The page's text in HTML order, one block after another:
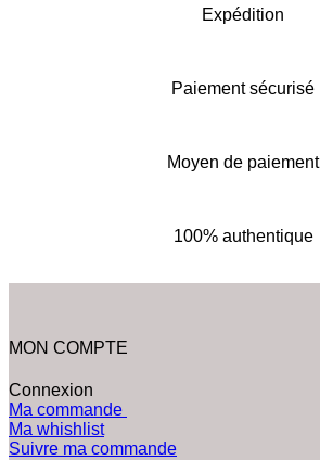
Expédition
Paiement sécurisé
Moyen de paiement
100% authentique
MON COMPTE
Connexion
Ma commande
Ma whishlist
Suivre ma commande